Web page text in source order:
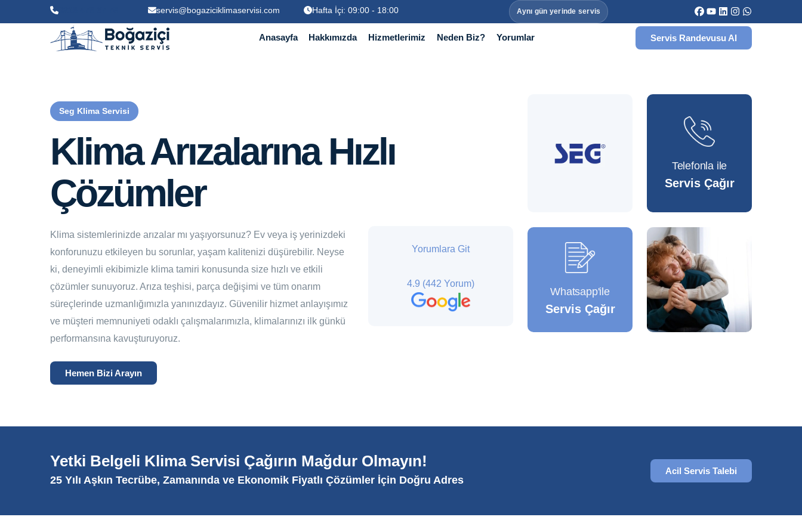
servis@bogaziciklimaservisi.com Hafta İçi: 09:00 - 18:00 Aynı gün yerinde servis
Anasayfa Hakkımızda Hizmetlerimiz Neden Biz? Yorumlar Servis Randevusu Al
Seg Klima Servisi
Klima Arızalarına Hızlı
Çözümler
Klima sistemlerinizde arızalar mı yaşıyorsunuz? Ev veya iş yerinizdeki
konforunuzu etkileyen bu sorunlar, yaşam kalitenizi düşürebilir. Neyse
ki, deneyimli ekibimizle klima tamiri konusunda size hızlı ve etkili
çözümler sunuyoruz. Arıza teşhisi, parça değişimi ve tüm onarım
süreçlerinde uzmanlığımızla yanınızdayız. Güvenilir hizmet anlayışımız
ve müşteri memnuniyeti odaklı çalışmalarımızla, klimalarınızı ilk günkü
performansına kavuşturuyoruz.
Yorumlara Git
4.9 (442 Yorum)
Hemen Bizi Arayın
Telefonla ile
Servis Çağır
Whatsapp'ile
Servis Çağır
Yetki Belgeli Klima Servisi Çağırın Mağdur Olmayın!
25 Yılı Aşkın Tecrübe, Zamanında ve Ekonomik Fiyatlı Çözümler İçin Doğru Adres
Acil Servis Talebi